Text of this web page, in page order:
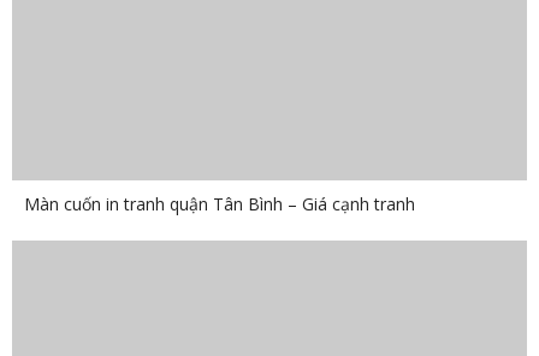
Màn cuốn in tranh quận Tân Bình – Giá cạnh tranh